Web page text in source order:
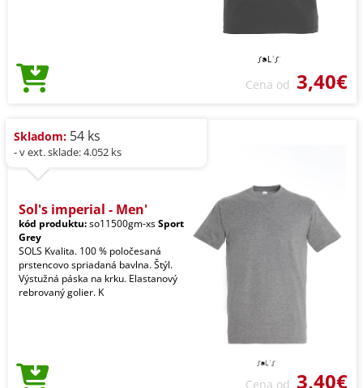
Cena od 3,40€
Skladom: 54 ks
- v ext. sklade: 4.052 ks
Sol's imperial - Men'
kód produktu:so11500gm-xsSport
Grey
SOLS Kvalita. 100 % poločesaná
prstencovo spriadaná bavlna. Štýl.
Výstužná páska na krku. Elastanový
rebrovaný golier. K
Cena od 3,40€